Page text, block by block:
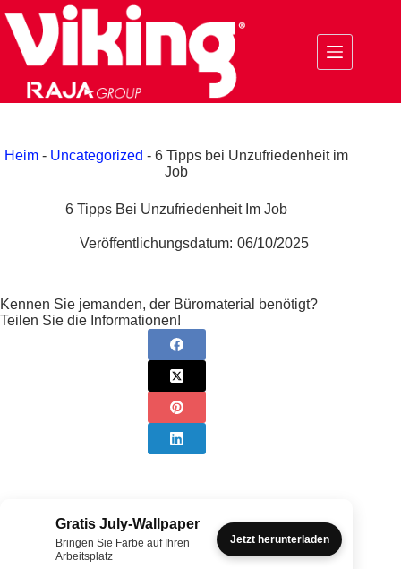
Inhalt
springen
Heim - Uncategorized -6 Tipps bei Unzufriedenheit im
Job
6 Tipps Bei Unzufriedenheit Im Job
Veröffentlichungsdatum: 06/10/2025
Kennen Sie jemanden, der Büromaterial benötigt?
Teilen Sie die Informationen!
Gratis July-Wallpaper
Bringen Sie Farbe auf Ihren
Arbeitsplatz
Jetzt herunterladen